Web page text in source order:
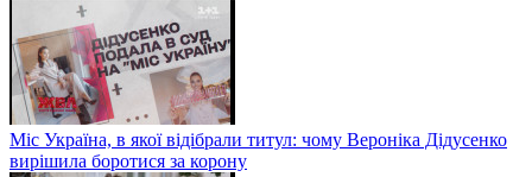
Міс Україна, в якої відібрали титул: чому Вероніка Дідусенко
вирішила боротися за корону